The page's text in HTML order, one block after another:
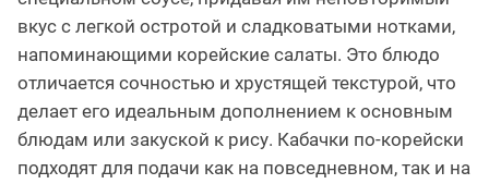
вкус с легкой остротой и сладковатыми нотками,
напоминающими корейские салаты. Это блюдо
отличается сочностью и хрустящей текстурой, что
делает его идеальным дополнением к основным
блюдам или закуской к рису. Кабачки по-корейски
подходят для подачи как на повседневном, так и на